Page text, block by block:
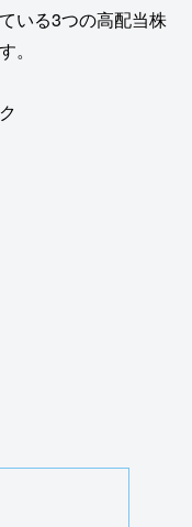
いる3つの高配当株
。